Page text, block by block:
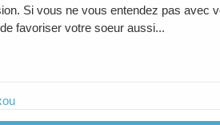
Si vous ne vous entendez pas avec
favoriser votre soeur aussi...